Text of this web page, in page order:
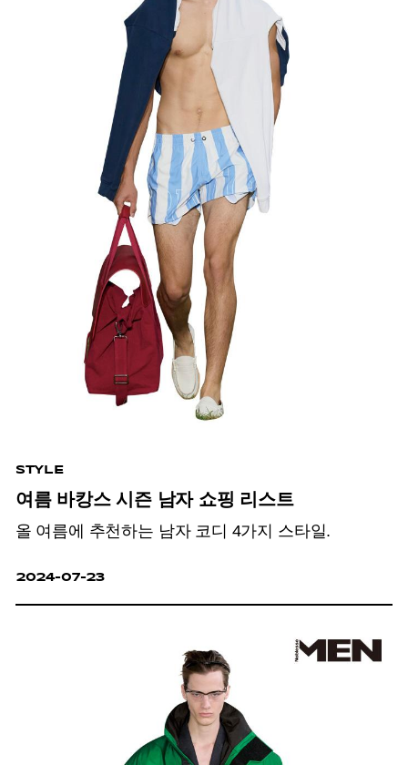
STYLE
여름 바캉스 시즌 남자 쇼핑 리스트
올 여름에 추천하는 남자 코디 4가지 스타일.
2024-07-23